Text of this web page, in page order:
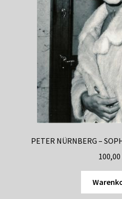
PETER NÜRNBERG –
100,00